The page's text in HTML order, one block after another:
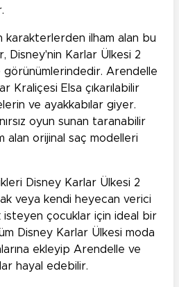
karakterlerden ilham alan bu
Disney'nin Karlar Ülkesi 2
görünümlerindedir. Arendelle
Kraliçesi Elsa çıkarılabilir
ve ayakkabılar giyer.
oyun sunan taranabilir
alan orijinal saç modelleri
Disney Karlar Ülkesi 2
veya kendi heyecan verici
isteyen çocuklar için ideal bir
Disney Karlar Ülkesi moda
ekleyip Arendelle ve
hayal edebilir.